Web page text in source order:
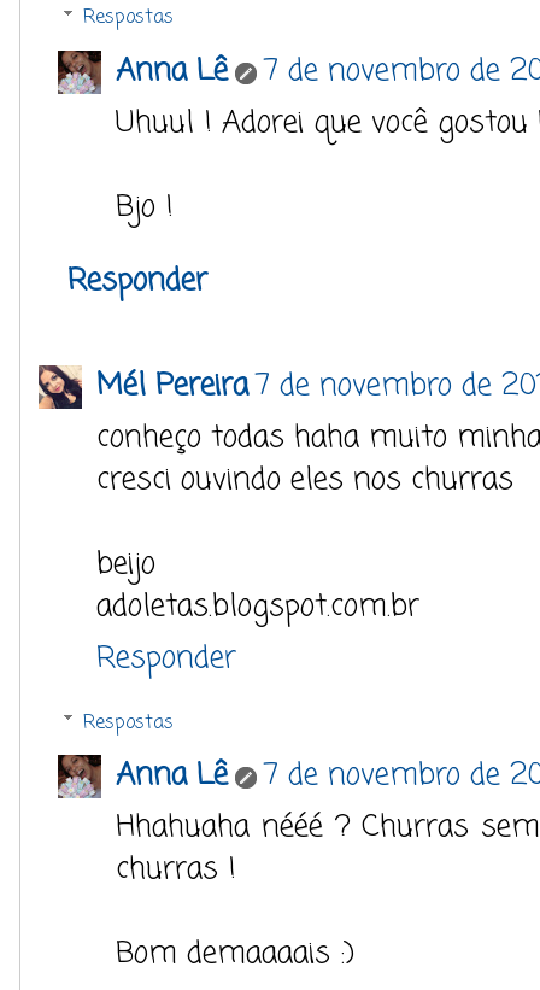
Respostas
Anna Lê
7 de novembro de
Uhuul ! Adorei que você gostou
Bjo !
Responder
Mél Pereira7 de novembro de
conheço todas haha muito
cresci ouvindo eles nos churras
beijo
adoletas.blogspot.com.br
Responder
Respostas
Anna Lê
7 de novembro de
Hhahuaha nééé ? Churras
churras !
Bom demaaaais :)